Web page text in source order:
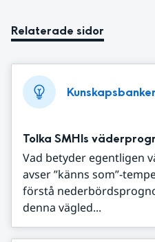
Relaterade sidor
Tolka SMHIs
Vad betyder egentligen
avser ”känns som”-
förstå
denna vägled...